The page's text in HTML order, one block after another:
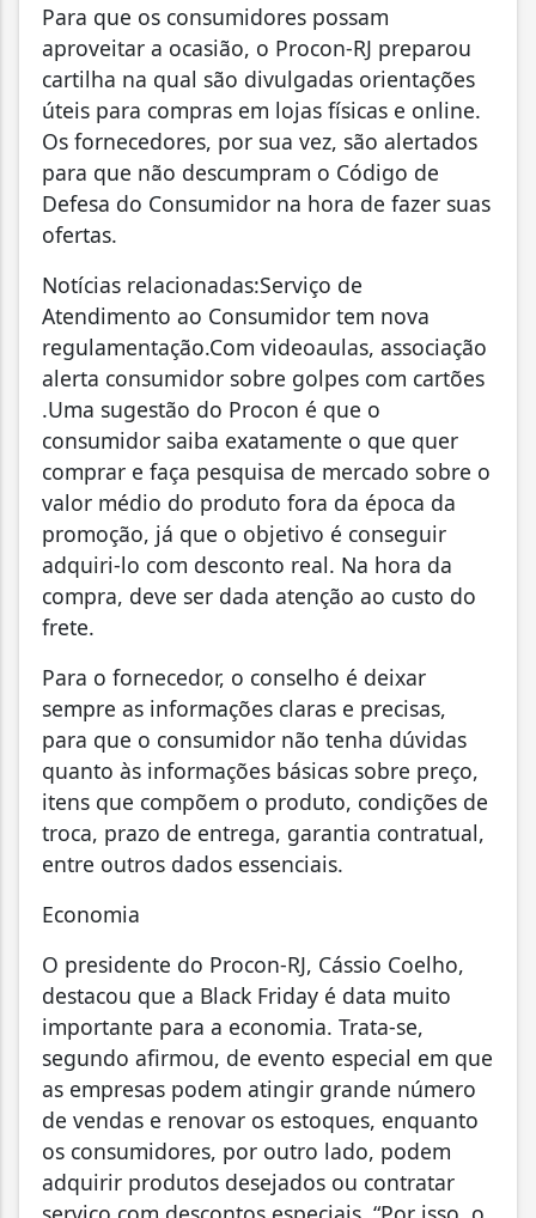
Para que os consumidores possam
aproveitar a ocasião, o Procon-RJ preparou
cartilha na qual são divulgadas orientações
úteis para compras em lojas físicas e online.
Os fornecedores, por sua vez, são alertados
para que não descumpram o Código de
Defesa do Consumidor na hora de fazer suas
ofertas.
Notícias relacionadas:Serviço de
Atendimento ao Consumidor tem nova
regulamentação.Com videoaulas, associação
alerta consumidor sobre golpes com cartões
.Uma sugestão do Procon é que o
consumidor saiba exatamente o que quer
comprar e faça pesquisa de mercado sobre o
valor médio do produto fora da época da
promoção, já que o objetivo é conseguir
adquiri-lo com desconto real. Na hora da
compra, deve ser dada atenção ao custo do
frete.
Para o fornecedor, o conselho é deixar
sempre as informações claras e precisas,
para que o consumidor não tenha dúvidas
quanto às informações básicas sobre preço,
itens que compõem o produto, condições de
troca, prazo de entrega, garantia contratual,
entre outros dados essenciais.
Economia
O presidente do Procon-RJ, Cássio Coelho,
destacou que a Black Friday é data muito
importante para a economia. Trata-se,
segundo afirmou, de evento especial em que
as empresas podem atingir grande número
de vendas e renovar os estoques, enquanto
os consumidores, por outro lado, podem
adquirir produtos desejados ou contratar